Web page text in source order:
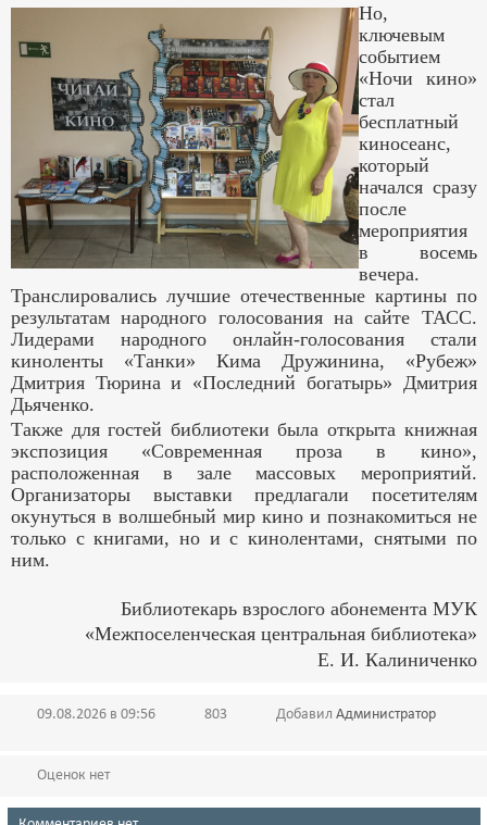
Но,
ключевым
событием
«Ночи кино»
стал
бесплатный
киносеанс,
который
начался сразу
после
мероприятия
в восемь
вечера.
Транслировались лучшие отечественные картины по
результатам народного голосования на сайте ТАСС.
Лидерами народного онлайн-голосования стали
киноленты «Танки» Кима Дружинина, «Рубеж»
Дмитрия Тюрина и «Последний богатырь» Дмитрия
Дьяченко.
Также для гостей библиотеки была открыта книжная
экспозиция «Современная проза в кино»,
расположенная в зале массовых мероприятий.
Организаторы выставки предлагали посетителям
окунуться в волшебный мир кино и познакомиться не
только с книгами, но и с кинолентами, снятыми по
ним.
Библиотекарь взрослого абонемента МУК
«Межпоселенческая центральная библиотека»
Е. И. Калиниченко
09.08.2026 в 09:56 803 Добавил Администратор
Оценок нет